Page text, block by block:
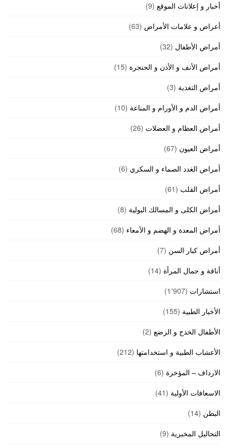
أخبار و إعلانات الموقع (9)
أعراض و علامات الأمراض (63)
أمراض الأطفال (32)
أمراض الأنف و الأذن و الحنجرة (15)
أمراض التغذية (3)
أمراض الدم و الأورام و المناعة (10)
أمراض العظام و العضلات (26)
أمراض العيون (67)
أمراض الغدد الصماء و السكري (6)
أمراض القلب (61)
أمراض الكلى و المسالك البولية (8)
أمراض المعدة و الهضم و الأمعاء (68)
أمراض كبار السن (7)
أناقة و جمال المرأة (14)
استشارات (1٬907)
الأخبار الطبية (155)
الأطفال الخدج و الرضع (2)
الأعشاب الطبية و استخدامتها (212)
الارداف – المؤخرة (6)
الاسعافات الأولية (41)
البطن (14)
التحاليل المخبرية (9)